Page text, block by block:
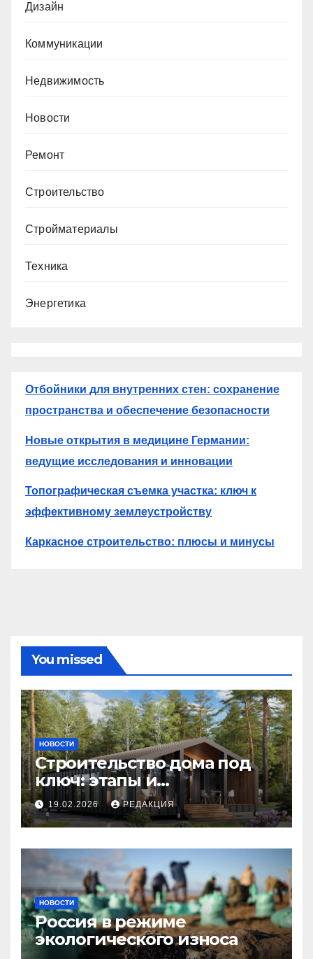
Дизайн
Коммуникации
Недвижимость
Новости
Ремонт
Строительство
Стройматериалы
Техника
Энергетика
Отбойники для внутренних стен: сохранение
пространства и обеспечение безопасности
Новые открытия в медицине Германии:
ведущие исследования и инновации
Топографическая съемка участка: ключ к
эффективному землеустройству
Каркасное строительство: плюсы и минусы
You missed
НОВОСТИ
Строительство дома под
ключ: этапы и
планирование бюджета
19.02.2026 РЕДАКЦИЯ
НОВОСТИ
Россия в режиме
экологического износа